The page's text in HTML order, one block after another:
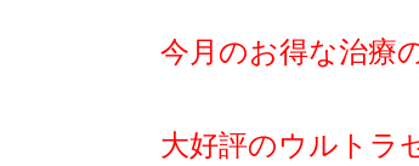
今月のお得な治療
大好評のウルトラ